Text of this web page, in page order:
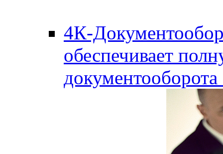
4К-
обеспечивает